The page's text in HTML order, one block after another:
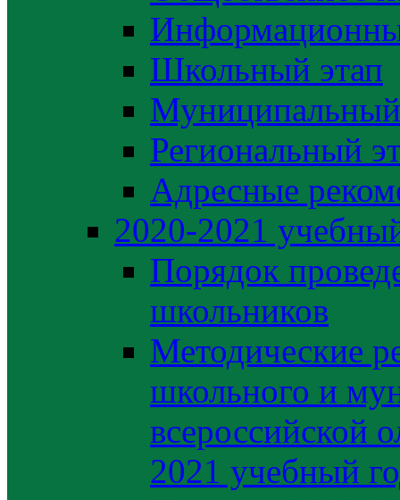
Школьный этап
Муниципальный
Региональный
Адресные
2020-2021
Порядок
школьников
Методические
школьного и
всероссийской
2021 учебный